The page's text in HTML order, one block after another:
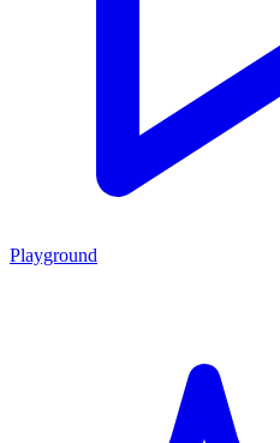
Playground